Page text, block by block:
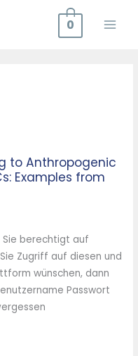
0
to Anthropogenic
Examples from
Sie berechtigt auf
Zugriff auf diesen und
wünschen, dann
Passwort